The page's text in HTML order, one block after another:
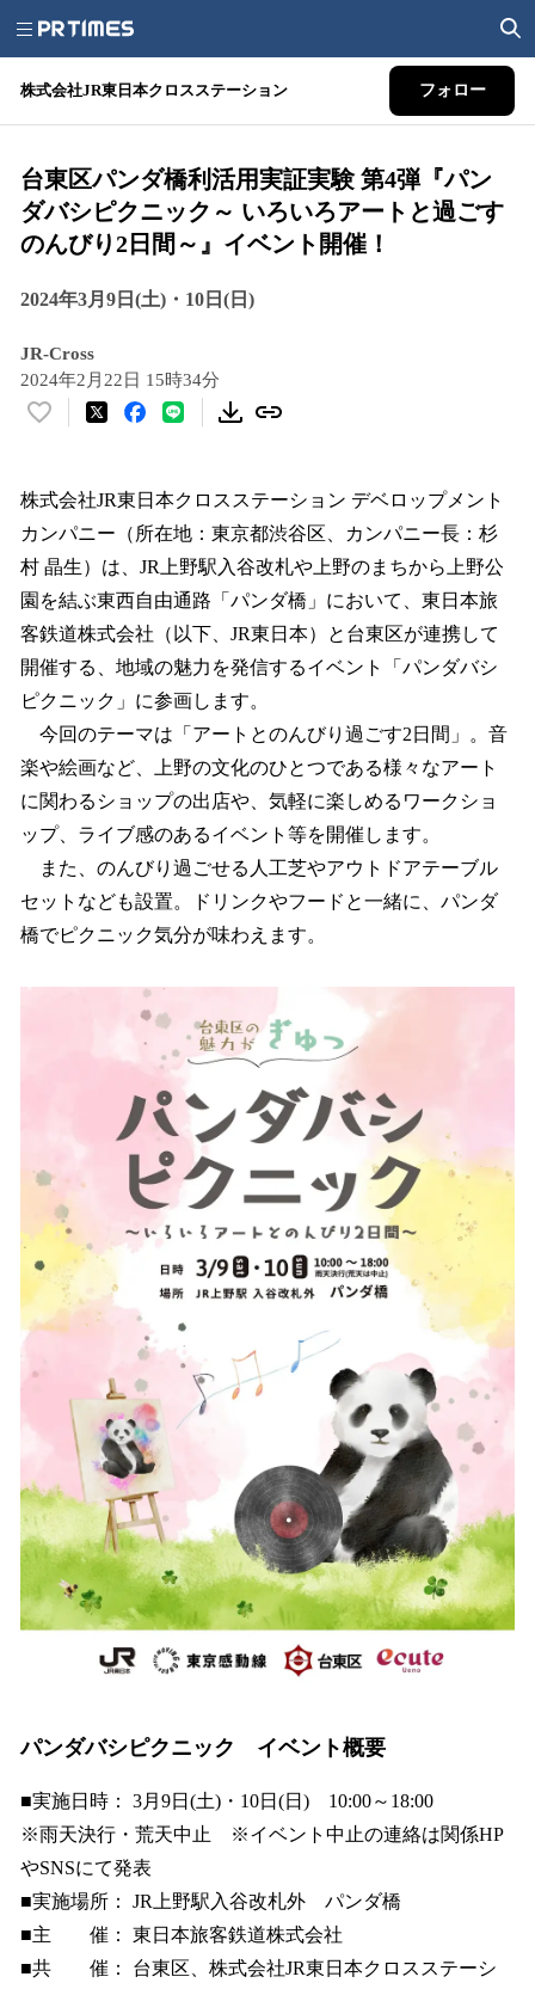
株式会社JR東日本クロスステーション フォロー
台東区パンダ橋利活用実証実験 第4弾『パン
ダバシピクニック～ いろいろアートと過ごす
のんびり2日間～』イベント開催！
2024年3月9日(土)・10日(日)
JR-Cross
2024年2月22日 15時34分
い
！
数
読
み
込
み
中
で
す
株式会社JR東日本クロスステーション デベロップメント
カンパニー（所在地：東京都渋谷区、カンパニー長：杉
村 晶生）は、JR上野駅入谷改札や上野のまちから上野公
園を結ぶ東西自由通路「パンダ橋」において、東日本旅
客鉄道株式会社（以下、JR東日本）と台東区が連携して
開催する、地域の魅力を発信するイベント「パンダバシ
ピクニック」に参画します。
今回のテーマは「アートとのんびり過ごす2日間」。音
楽や絵画など、上野の文化のひとつである様々なアート
に関わるショップの出店や、気軽に楽しめるワークショ
ップ、ライブ感のあるイベント等を開催します。
また、のんびり過ごせる人工芝やアウトドアテーブル
セットなども設置。ドリンクやフードと一緒に、パンダ
橋でピクニック気分が味わえます。
パンダバシピクニック イベント概要
■実施日時： 3月9日(土)・10日(日) 10:00～18:00
※雨天決行・荒天中止 ※イベント中止の連絡は関係HP
やSNSにて発表
■実施場所： JR上野駅入谷改札外 パンダ橋
■主 催： 東日本旅客鉄道株式会社
■共 催： 台東区、株式会社JR東日本クロスステーシ